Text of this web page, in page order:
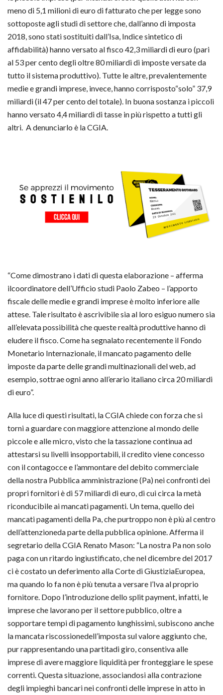
meno di 5,1 milioni di euro di fatturato che per legge sono
sottoposte agli studi di settore che, dall’anno di imposta
2018, sono stati sostituiti dall’Isa, Indice sintetico di
affidabilità) hanno versato al fisco 42,3 miliardi di euro (pari
al 53 per cento degli oltre 80 miliardi di imposte versate da
tutto il sistema produttivo). Tutte le altre, prevalentemente
medie e grandi imprese, invece, hanno corrisposto“solo” 37,9
miliardi (il 47 per cento del totale). In buona sostanza i piccoli
hanno versato 4,4 miliardi di tasse in più rispetto a tutti gli
altri. A denunciarlo è la CGIA.
“Come dimostrano i dati di questa elaborazione – afferma
ilcoordinatore dell’Ufficio studi Paolo Zabeo – l’apporto
fiscale delle medie e grandi imprese è molto inferiore alle
attese. Tale risultato è ascrivibile sia al loro esiguo numero sia
all’elevata possibilità che queste realtà produttive hanno di
eludere il fisco. Come ha segnalato recentemente il Fondo
Monetario Internazionale, il mancato pagamento delle
imposte da parte delle grandi multinazionali del web, ad
esempio, sottrae ogni anno all’erario italiano circa 20 miliardi
di euro”.
Alla luce di questi risultati, la CGIA chiede con forza che si
torni a guardare con maggiore attenzione al mondo delle
piccole e alle micro, visto che la tassazione continua ad
attestarsi su livelli insopportabili, il credito viene concesso
con il contagocce e l’ammontare del debito commerciale
della nostra Pubblica amministrazione (Pa) nei confronti dei
propri fornitori è di 57 miliardi di euro, di cui circa la metà
riconducibile ai mancati pagamenti. Un tema, quello dei
mancati pagamenti della Pa, che purtroppo non è più al centro
dell’attenzioneda parte della pubblica opinione. Afferma il
segretario della CGIA Renato Mason: “La nostra Pa non solo
paga con un ritardo ingiustificato, che nel dicembre del 2017
ci è costato un deferimento alla Corte di GiustiziaEuropea,
ma quando lo fa non è più tenuta a versare l’Iva al proprio
fornitore. Dopo l’introduzione dello split payment, infatti, le
imprese che lavorano per il settore pubblico, oltre a
sopportare tempi di pagamento lunghissimi, subiscono anche
la mancata riscossionedell’imposta sul valore aggiunto che,
pur rappresentando una partitadi giro, consentiva alle
imprese di avere maggiore liquidità per fronteggiare le spese
correnti. Questa situazione, associandosi alla contrazione
degli impieghi bancari nei confronti delle imprese in atto in